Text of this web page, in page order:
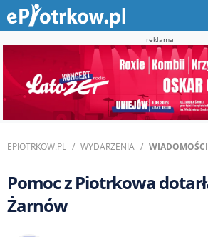
reklama
EPIOTRKOW.PL WYDARZENIA WIADOMOŚCI
Pomoc z Piotrkowa
Żarnów